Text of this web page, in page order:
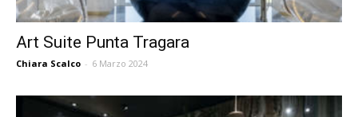
Art Suite Punta Tragara
Chiara Scalco - 6 Marzo 2024